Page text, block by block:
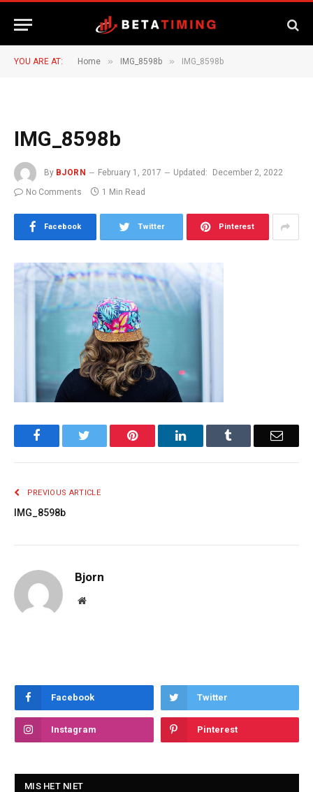
YOU ARE AT: Home » IMG_8598b » IMG_8598b
IMG_8598b
By BJORN February 1, 2017 Updated:
December 2, 2022
No Comments
1 Min Read
Facebook Twitter Pinterest
Facebook Pinterest LinkedIn Email
PREVIOUS ARTICLE
IMG_8598b
Bjorn
Website
Facebook Twitter
Instagram Pinterest
MIS HET NIET